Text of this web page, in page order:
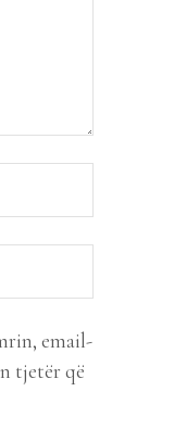
email-
tjetër që